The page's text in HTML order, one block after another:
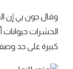
وقال جون يي إن
الحشرات حيوانات
كبيرة على حد